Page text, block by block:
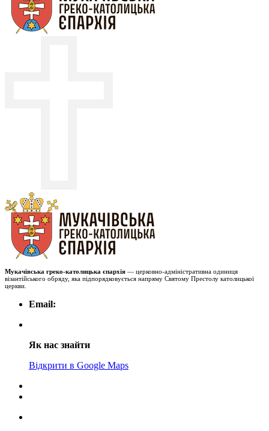
Мукачівська греко-католицька єпархія — церковно-адміністративна одиниця
візантійського обряду, яка підпорядковується напряму Святому Престолу католицької
церкви.
Email:
Як нас знайти
Відкрити в Google Maps